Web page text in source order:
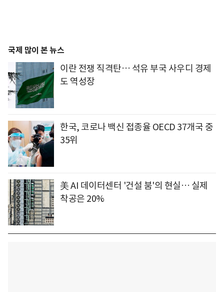
국제 많이 본 뉴스
이란 전쟁 직격탄… 석유 부국 사우디 경제
도 역성장
한국, 코로나 백신 접종율 OECD 37개국 중
35위
美 AI 데이터센터 '건설 붐'의 현실… 실제
착공은 20%